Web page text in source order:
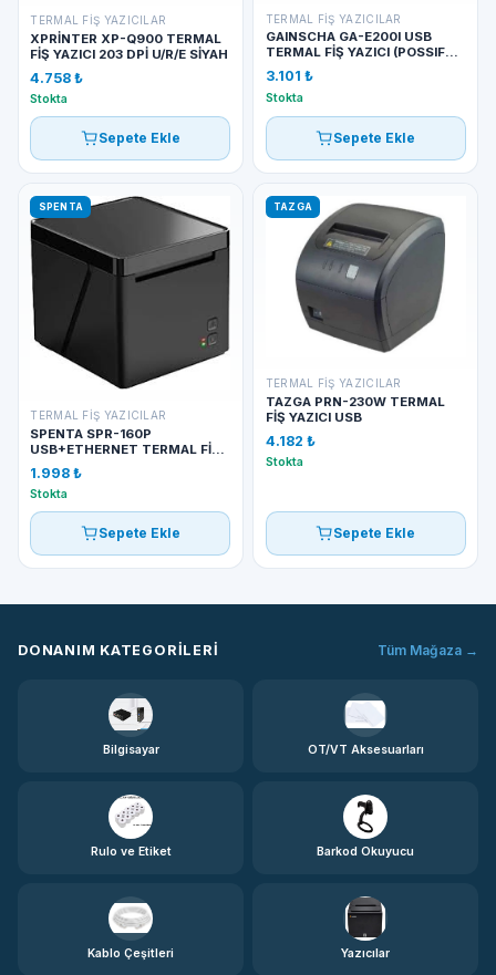
TERMAL FIŞ YAZICILAR
XPRİNTER XP-Q900 TERMAL
FİŞ YAZICI 203 DPİ U/R/E SİYAH
4.758 ₺
Stokta
Sepete Ekle
TERMAL FIŞ YAZICILAR
GAINSCHA GA-E200I USB
TERMAL FİŞ YAZICI (POSSIFY
FY200I)
3.101 ₺
Stokta
Sepete Ekle
SPENTA
TERMAL FIŞ YAZICILAR
SPENTA SPR-160P
USB+ETHERNET TERMAL FİŞ
1.998 ₺
Stokta
Sepete Ekle
TAZGA
TERMAL FIŞ YAZICILAR
TAZGA PRN-230W TERMAL
FİŞ YAZICI USB
4.182 ₺
Stokta
Sepete Ekle
DONANIM KATEGORILERI Tüm Mağaza →
Bilgisayar OT/VT Aksesuarları
Rulo ve Etiket Barkod Okuyucu
Kablo Çeşitleri Yazıcılar